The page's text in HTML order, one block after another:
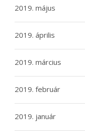
2019. május
2019. április
2019. március
2019. február
2019. január